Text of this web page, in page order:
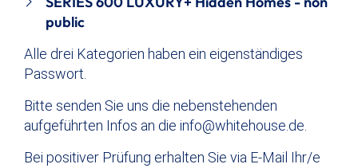
public
Alle drei Kategorien haben ein eigenständiges
Passwort.
Bitte senden Sie uns die nebenstehenden
aufgeführten Infos an die info@whitehouse.de
Bei positiver Prüfung erhalten Sie via E-Mail Ihr/e